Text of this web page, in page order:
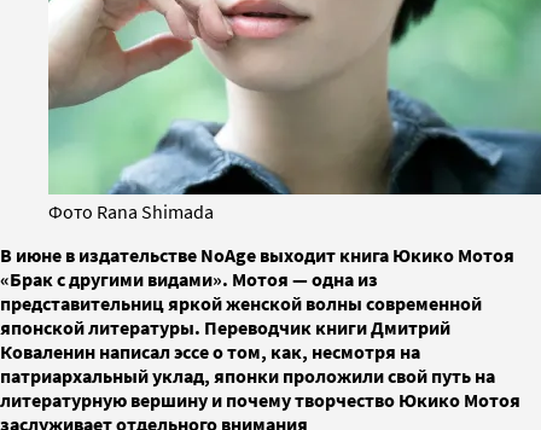
Фото Rana Shimada
В июне в издательстве NoAge выходит книга Юкико Мотоя
«Брак с другими видами». Мотоя — одна из
представительниц яркой женской волны современной
японской литературы. Переводчик книги Дмитрий
Коваленин написал эссе о том, как, несмотря на
патриархальный уклад, японки проложили свой путь на
литературную вершину и почему творчество Юкико Мотоя
заслуживает отдельного внимания